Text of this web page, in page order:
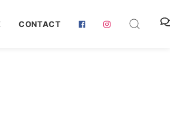
CONTACT